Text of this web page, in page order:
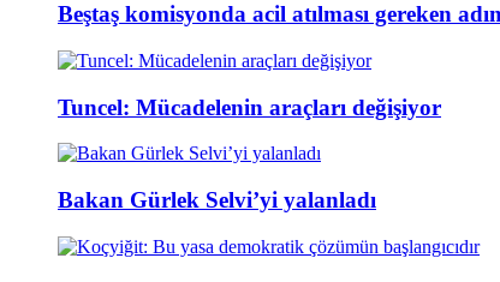
Beştaş komisyonda acil atılması gereken
Tuncel: Mücadelenin araçları değişiyor
Bakan Gürlek Selvi’yi yalanladı